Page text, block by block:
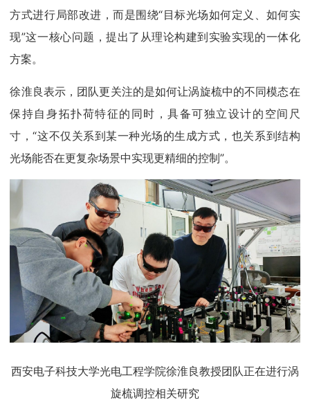
方式进行局部改进，而是围绕“目标光场如何定义、如何实
现”这一核心问题，提出了从理论构建到实验实现的一体化
方案。
徐淮良表示，团队更关注的是如何让涡旋梳中的不同模态在
保持自身拓扑荷特征的同时，具备可独立设计的空间尺
寸，“这不仅关系到某一种光场的生成方式，也关系到结构
光场能否在更复杂场景中实现更精细的控制”。
西安电子科技大学光电工程学院徐淮良教授团队正在进行涡
旋梳调控相关研究